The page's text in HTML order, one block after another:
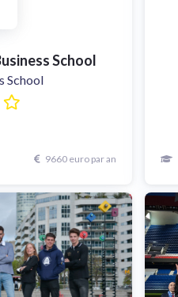
School
School
9660 euro par an